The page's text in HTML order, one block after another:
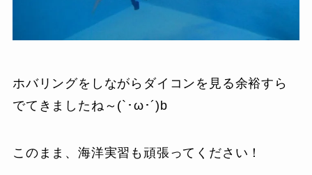
ホバリングをしながらダイコンを見る余裕すら
でてきましたね～(`･ω･´)b
このまま、海洋実習も頑張ってください！